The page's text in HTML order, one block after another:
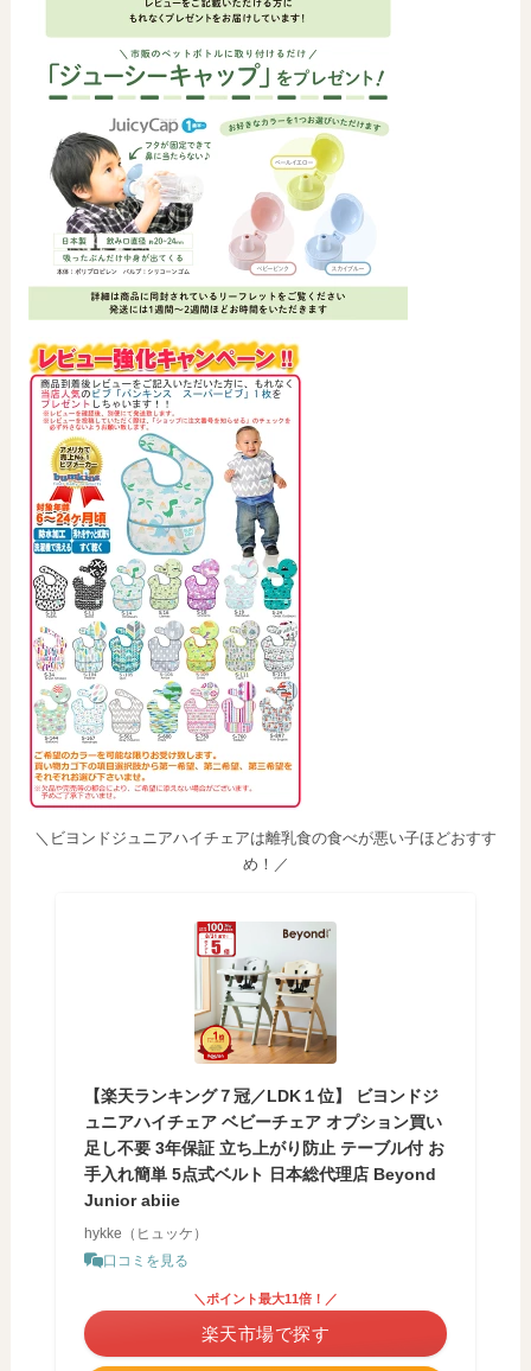
＼ビヨンドジュニアハイチェアは離乳食の食べが悪い子ほどおすす
め！／
【楽天ランキング７冠／LDK１位】 ビヨンドジ
ュニアハイチェア ベビーチェア オプション買い
足し不要 3年保証 立ち上がり防止 テーブル付 お
手入れ簡単 5点式ベルト 日本総代理店 Beyond
Junior abiie
hykke（ヒュッケ）
口コミを見る
＼ポイント最大11倍！／
楽天市場で探す